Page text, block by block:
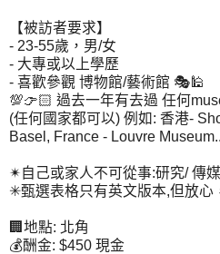
【被訪者要求】
- 23-55歲，男/女
- 大專或以上學歷
- 喜歡參觀 博物館/藝術館 🎭🕌
💯👉🏻 過去一年有去過 任何
(任何國家都可以) 例如: 香港-
Basel, France - Louvre
✴自己或家人不可從事:研究/ 傳
✳甄選表格只有英文版本,但放心
🏢地點: 北角
💰酬金: $450 現金